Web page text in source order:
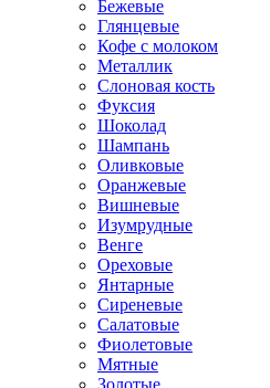
Бежевые
Глянцевые
Кофе с молоком
Металлик
Слоновая кость
Фуксия
Шоколад
Шампань
Оливковые
Оранжевые
Вишневые
Изумрудные
Венге
Ореховые
Янтарные
Сиреневые
Салатовые
Фиолетовые
Мятные
Золотые